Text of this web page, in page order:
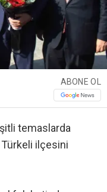
ABONE OL
temaslarda
ilçesini